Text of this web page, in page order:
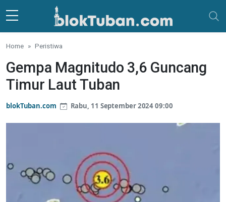
Skip to main content
Home Peristiwa
Gempa Magnitudo 3,6 Guncang
Timur Laut Tuban
blokTuban.com Rabu, 11 September 2024 09:00